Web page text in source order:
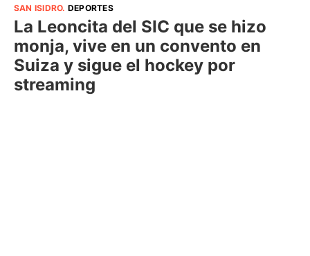
SAN ISIDRO. DEPORTES
La Leoncita del SIC que se hizo
monja, vive en un convento en
Suiza y sigue el hockey por
streaming